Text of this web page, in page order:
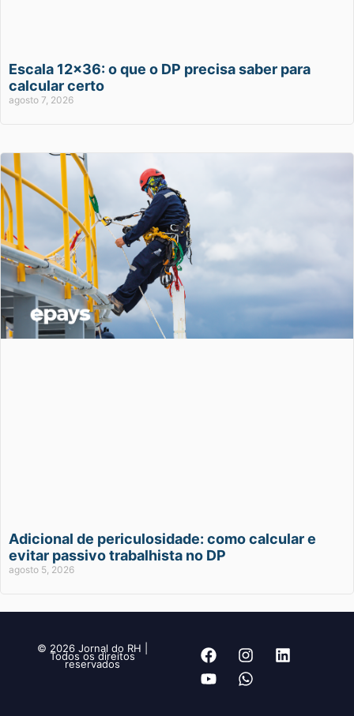
Escala 12×36: o que o DP precisa saber para
calcular certo
agosto 7, 2026
Adicional de periculosidade: como calcular e
evitar passivo trabalhista no DP
agosto 5, 2026
© 2026 Jornal do RH |
Todos os direitos
reservados